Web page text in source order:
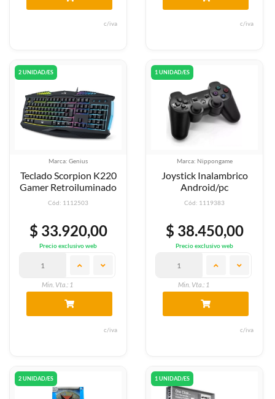
c/iva c/iva
2 UNIDAD/ES
Marca: Genius
Teclado Scorpion K220
Gamer Retroiluminado
Cód: 1112503
$ 33.920,00
Precio exclusivo web
Min. Vta.: 1
c/iva
1 UNIDAD/ES
Marca: Nippongame
Joystick Inalambrico
Android/pc
Cód: 1119383
$ 38.450,00
Precio exclusivo web
Min. Vta.: 1
c/iva
2 UNIDAD/ES 1 UNIDAD/ES